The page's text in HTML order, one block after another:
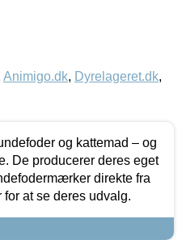
Animigo.dk, Dyrelageret.dk,
og kattemad – og
De producerer deres eget
direkte fra
at se deres udvalg.